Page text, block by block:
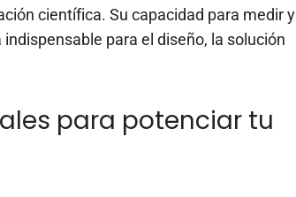
científica. Su capacidad para medir y
para el diseño, la solución
para potenciar tu